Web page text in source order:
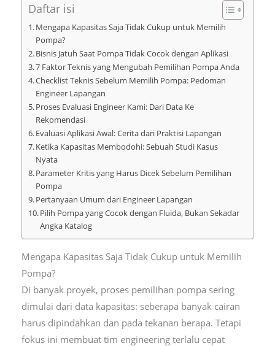
Daftar isi
Mengapa Kapasitas Saja Tidak Cukup untuk Memilih
Pompa?
Bisnis Jatuh Saat Pompa Tidak Cocok dengan Aplikasi
7 Faktor Teknis yang Mengubah Pemilihan Pompa Anda
Checklist Teknis Sebelum Memilih Pompa: Pedoman
Engineer Lapangan
Proses Evaluasi Engineer Kami: Dari Data Ke
Rekomendasi
Evaluasi Aplikasi Awal: Cerita dari Praktisi Lapangan
Ketika Kapasitas Membodohi: Sebuah Studi Kasus
Nyata
Parameter Kritis yang Harus Dicek Sebelum Pemilihan
Pompa
Pertanyaan Umum dari Engineer Lapangan
Pilih Pompa yang Cocok dengan Fluida, Bukan Sekadar
Angka Katalog
Mengapa Kapasitas Saja Tidak Cukup untuk Memilih
Pompa?
Di banyak proyek, proses pemilihan pompa sering
dimulai dari data kapasitas: seberapa banyak cairan
harus dipindahkan dan pada tekanan berapa. Tetapi
fokus ini membuat tim engineering terlalu cepat